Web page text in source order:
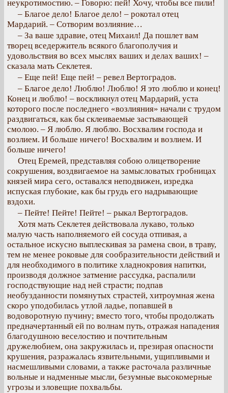
неукротимостию. – Говорю: пей! Хочу, чтобы все пили!
– Благое дело! Благое дело! – рокотал отец
Мардарий. – Сотворим возлияние…
– За ваше здравие, отец Михаил! Да пошлет вам
творец вседержитель всякого благополучия и
удовольствия во всех мыслях ваших и делах ваших! –
сказала мать Секлетея.
– Еще пей! Еще пей! – ревел Вертоградов.
– Благое дело! Люблю! Люблю! Я это люблю и конец!
Конец и люблю! – воскликнул отец Мардарий, уста
которого после последнего «возлияния» начали с трудом
раздвигаться, как бы склеиваемые застывающей
смолою. – Я люблю. Я люблю. Восхвалим господа и
возлием. И больше ничего! Восхвалим и возлием. И
больше ничего!
Отец Еремей, представляя собою олицетворение
сокрушения, воздвигаемое на замысловатых гробницах
князей мира сего, оставался неподвижен, изредка
испуская глубокие, как бы грудь его надрывающие
вздохи.
– Пейте! Пейте! Пейте! – рыкал Вертоградов.
Хотя мать Секлетея действовала лукаво, только
малую часть наполняемого ей сосуда отпивая, а
остальное искусно выплескивая за рамена свои, в траву,
тем не менее роковые для сообразительности действий и
для необходимого в политике хладнокровия напитки,
производя должное затмение рассудка, распалили
господствующие над ней страсти; подпав
необузданности помянутых страстей, хитроумная жена
скоро уподобилась утлой ладье, попавшей в
водоворотную пучину; вместо того, чтобы продолжать
предначертанный ей по волнам путь, отражая нападения
благодушною веселостию и почтительным
дружелюбием, она закружилась и, презирая опасности
крушения, разражалась язвительными, ущипливыми и
насмешливыми словами, а также расточала различные
вольные и надменные мысли, безумные высокомерные
угрозы и зловещие похвальбы.